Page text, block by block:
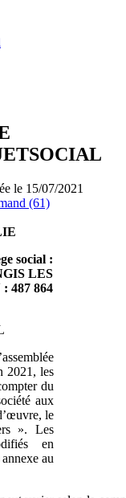
le 15/07/2021
(61)
social :
LES
487 864
2021, les
du
aux
le
». Les
en
au